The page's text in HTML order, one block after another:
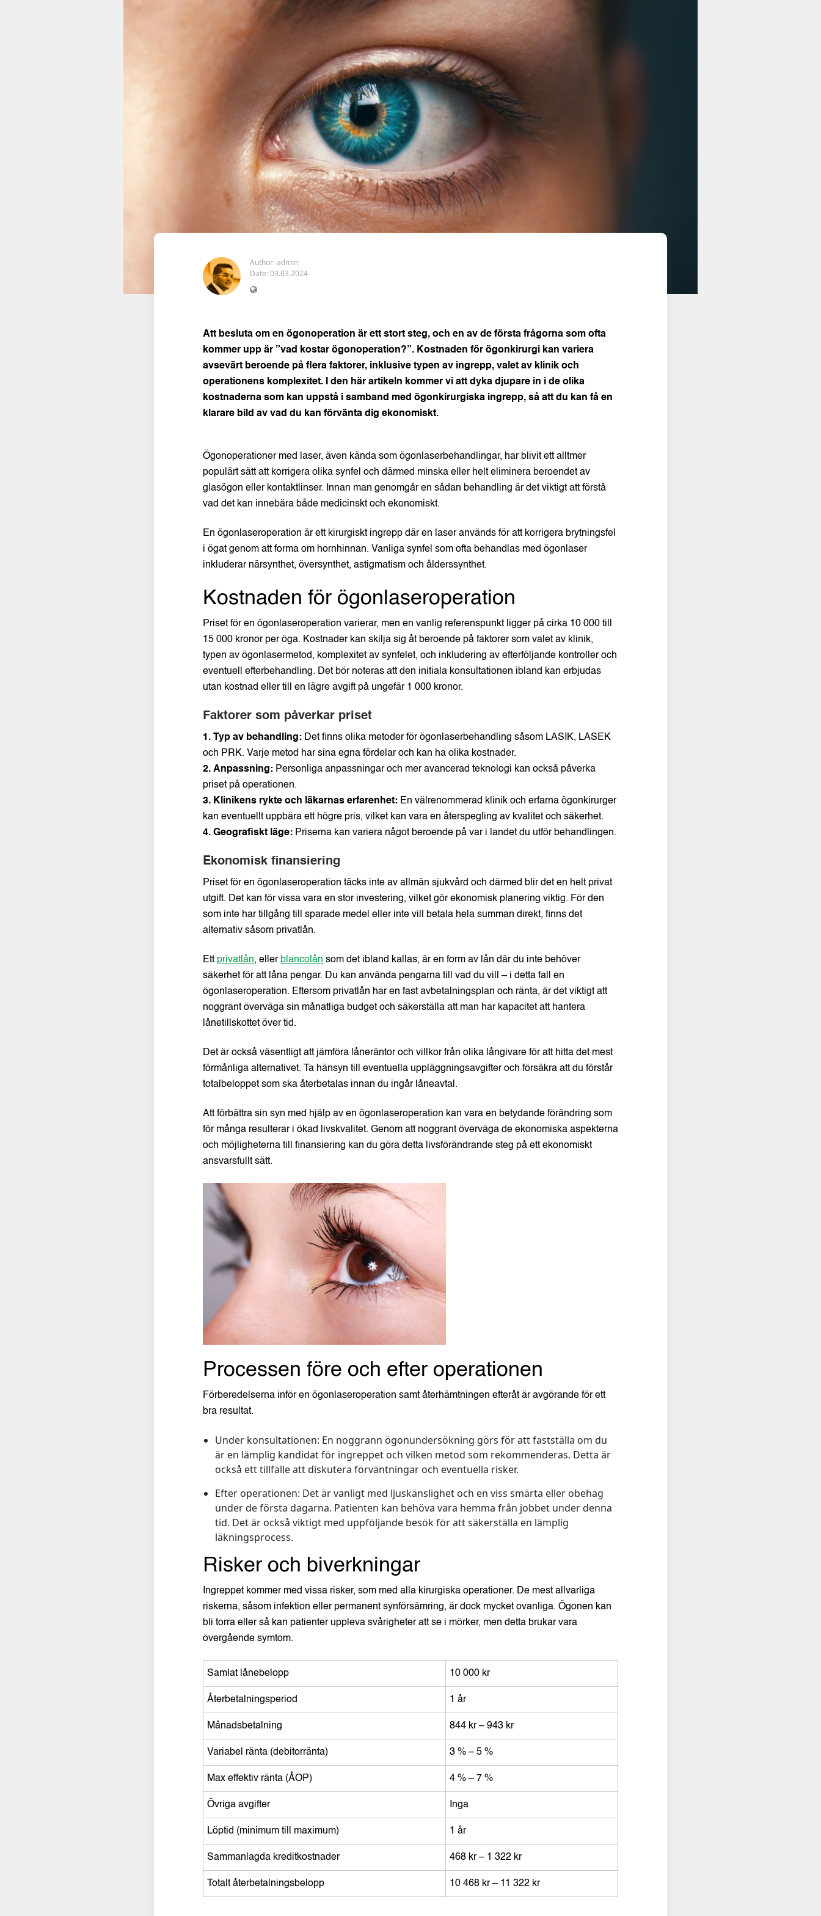
Author: admin
Date: 03.03.2024
Att besluta om en ögonoperation är ett stort steg, och en av de första frågorna som ofta
kommer upp är ”vad kostar ögonoperation?”. Kostnaden för ögonkirurgi kan variera
avsevärt beroende på flera faktorer, inklusive typen av ingrepp, valet av klinik och
operationens komplexitet. I den här artikeln kommer vi att dyka djupare in i de olika
kostnaderna som kan uppstå i samband med ögonkirurgiska ingrepp, så att du kan få en
klarare bild av vad du kan förvänta dig ekonomiskt.
Ögonoperationer med laser, även kända som ögonlaserbehandlingar, har blivit ett alltmer
populärt sätt att korrigera olika synfel och därmed minska eller helt eliminera beroendet av
glasögon eller kontaktlinser. Innan man genomgår en sådan behandling är det viktigt att förstå
vad det kan innebära både medicinskt och ekonomiskt.
En ögonlaseroperation är ett kirurgiskt ingrepp där en laser används för att korrigera brytningsfel
i ögat genom att forma om hornhinnan. Vanliga synfel som ofta behandlas med ögonlaser
inkluderar närsynthet, översynthet, astigmatism och ålderssynthet.
Kostnaden för ögonlaseroperation
Priset för en ögonlaseroperation varierar, men en vanlig referenspunkt ligger på cirka 10 000 till
15 000 kronor per öga. Kostnader kan skilja sig åt beroende på faktorer som valet av klinik,
typen av ögonlasermetod, komplexitet av synfelet, och inkludering av efterföljande kontroller och
eventuell efterbehandling. Det bör noteras att den initiala konsultationen ibland kan erbjudas
utan kostnad eller till en lägre avgift på ungefär 1 000 kronor.
Faktorer som påverkar priset
1. Typ av behandling: Det finns olika metoder för ögonlaserbehandling såsom LASIK, LASEK
och PRK. Varje metod har sina egna fördelar och kan ha olika kostnader.
2. Anpassning: Personliga anpassningar och mer avancerad teknologi kan också påverka
priset på operationen.
3. Klinikens rykte och läkarnas erfarenhet: En välrenommerad klinik och erfarna ögonkirurger
kan eventuellt uppbära ett högre pris, vilket kan vara en återspegling av kvalitet och säkerhet.
4. Geografiskt läge: Priserna kan variera något beroende på var i landet du utför behandlingen.
Ekonomisk finansiering
Priset för en ögonlaseroperation täcks inte av allmän sjukvård och därmed blir det en helt privat
utgift. Det kan för vissa vara en stor investering, vilket gör ekonomisk planering viktig. För den
som inte har tillgång till sparade medel eller inte vill betala hela summan direkt, finns det
alternativ såsom privatlån.
Ett privatlån, eller blancolån som det ibland kallas, är en form av lån där du inte behöver
säkerhet för att låna pengar. Du kan använda pengarna till vad du vill – i detta fall en
ögonlaseroperation. Eftersom privatlån har en fast avbetalningsplan och ränta, är det viktigt att
noggrant överväga sin månatliga budget och säkerställa att man har kapacitet att hantera
lånetillskottet över tid.
Det är också väsentligt att jämföra låneräntor och villkor från olika långivare för att hitta det mest
förmånliga alternativet. Ta hänsyn till eventuella uppläggningsavgifter och försäkra att du förstår
totalbeloppet som ska återbetalas innan du ingår låneavtal.
Att förbättra sin syn med hjälp av en ögonlaseroperation kan vara en betydande förändring som
för många resulterar i ökad livskvalitet. Genom att noggrant överväga de ekonomiska aspekterna
och möjligheterna till finansiering kan du göra detta livsförändrande steg på ett ekonomiskt
ansvarsfullt sätt.
Processen före och efter operationen
Förberedelserna inför en ögonlaseroperation samt återhämtningen efteråt är avgörande för ett
bra resultat.
Under konsultationen: En noggrann ögonundersökning görs för att fastställa om du
är en lämplig kandidat för ingreppet och vilken metod som rekommenderas. Detta är
också ett tillfälle att diskutera förväntningar och eventuella risker.
Efter operationen: Det är vanligt med ljuskänslighet och en viss smärta eller obehag
under de första dagarna. Patienten kan behöva vara hemma från jobbet under denna
tid. Det är också viktigt med uppföljande besök för att säkerställa en lämplig
läkningsprocess.
Risker och biverkningar
Ingreppet kommer med vissa risker, som med alla kirurgiska operationer. De mest allvarliga
riskerna, såsom infektion eller permanent synförsämring, är dock mycket ovanliga. Ögonen kan
bli torra eller så kan patienter uppleva svårigheter att se i mörker, men detta brukar vara
övergående symtom.
Samlat lånebelopp 10 000 kr
Återbetalningsperiod 1 år
Månadsbetalning 844 kr – 943 kr
Variabel ränta (debitorränta) 3 % – 5 %
Max effektiv ränta (ÅOP) 4 % – 7 %
Övriga avgifter Inga
Löptid (minimum till maximum) 1 år
Sammanlagda kreditkostnader 468 kr – 1 322 kr
Totalt återbetalningsbelopp 10 468 kr – 11 322 kr